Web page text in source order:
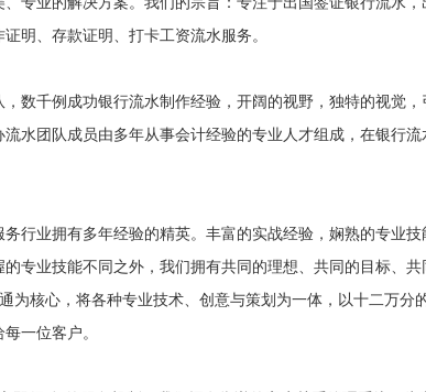
明、存款证明、打卡工资流水服务。
数千例成功银行流水制作经验，开阔的视野，独特的视觉
水团队成员由多年从事会计经验的专业人才组成，在银行
行业拥有多年经验的精英。丰富的实战经验，娴熟的专业
专业技能不同之外，我们拥有共同的理想、共同的目标、
为核心，将各种专业技术、创意与策划为一体，以十二万分
一位客户。